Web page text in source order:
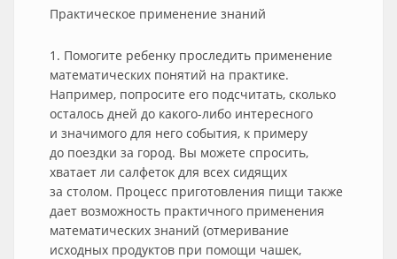
Практическое применение знаний
1. Помогите ребенку проследить применение
математических понятий на практике.
Например, попросите его подсчитать, сколько
осталось дней до какого-либо интересного
и значимого для него события, к примеру
до поездки за город. Вы можете спросить,
хватает ли салфеток для всех сидящих
за столом. Процесс приготовления пищи также
дает возможность практичного применения
математических знаний (отмеривание
исходных продуктов при помощи чашек,